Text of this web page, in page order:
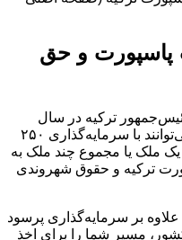
پاسپورت و حق
ترکیه در سال
۲۰۱۸، تمامی مردم در سراسر دنیا می‌توانند با سرمایه‌گذاری ۲۵۰
ملک یا مجموع چند ملک به
پاسپورت ترکیه و حقوق شهروندی
علاوه بر سرمایه‌گذاری پرسود
مسیر شما را برای اخذ